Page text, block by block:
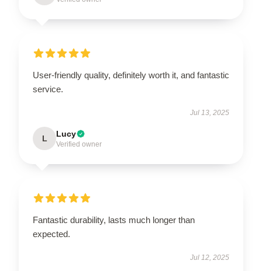
User-friendly quality, definitely worth it, and fantastic
service.
Jul 13, 2025
L Lucy
Verified owner
Fantastic durability, lasts much longer than
expected.
Jul 12, 2025